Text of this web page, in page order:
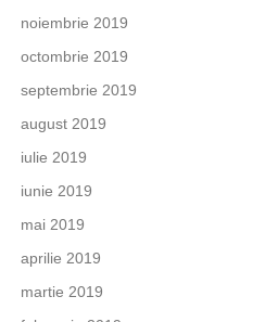
noiembrie 2019
octombrie 2019
septembrie 2019
august 2019
iulie 2019
iunie 2019
mai 2019
aprilie 2019
martie 2019